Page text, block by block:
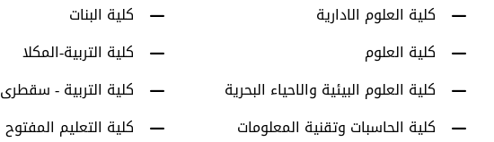
كلية البنات
كلية التربية-المكلا
كلية التربية - سقطرى
كلية التعليم المفتوح
كلية العلوم الادارية
كلية العلوم
كلية العلوم البيئية والاحياء البحرية
كلية الحاسبات وتقنية المعلومات